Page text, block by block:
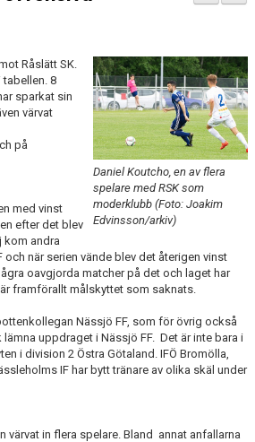
Daniel Koutcho, en av flera
spelare med RSK som
moderklubb (Foto: Joakim
Edvinsson/arkiv)
Råslätt SK.
8
sparkat sin
värvat
på
med vinst
efter det blev
kom andra
när serien vände blev det återigen vinst
oavgjorda matcher på det och laget har
framförallt målskyttet som saknats.
Nässjö FF, som för övrig också
lämna uppdraget i Nässjö FF. Det är inte bara i
i division 2 Östra Götaland. IFÖ Bromölla,
IF har bytt tränare av olika skäl under
värvat in flera spelare. Bland annat anfallarna